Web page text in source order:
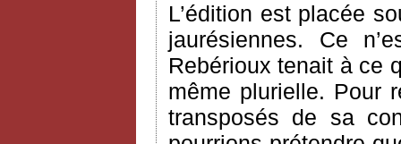
L’édition est placée
jaurésiennes. Ce
Rebérioux tenait à ce
même plurielle. Pour
transposés de sa